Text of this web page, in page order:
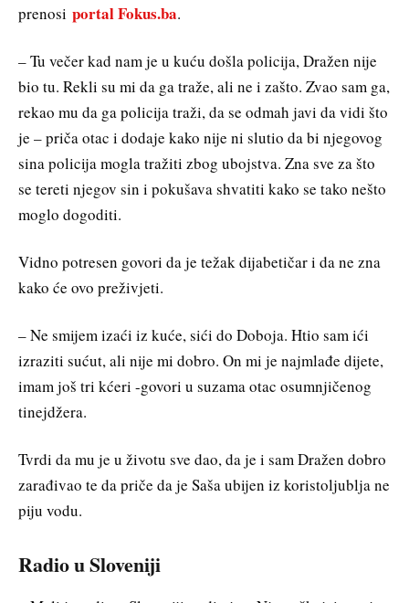
prenosi portal Fokus.ba.
– Tu večer kad nam je u kuću došla policija, Dražen nije
bio tu. Rekli su mi da ga traže, ali ne i zašto. Zvao sam ga,
rekao mu da ga policija traži, da se odmah javi da vidi što
je – priča otac i dodaje kako nije ni slutio da bi njegovog
sina policija mogla tražiti zbog ubojstva. Zna sve za što
se tereti njegov sin i pokušava shvatiti kako se tako nešto
moglo dogoditi.
Vidno potresen govori da je težak dijabetičar i da ne zna
kako će ovo preživjeti.
– Ne smijem izaći iz kuće, sići do Doboja. Htio sam ići
izraziti sućut, ali nije mi dobro. On mi je najmlađe dijete,
imam još tri kćeri -govori u suzama otac osumnjičenog
tinejdžera.
Tvrdi da mu je u životu sve dao, da je i sam Dražen dobro
zarađivao te da priče da je Saša ubijen iz koristoljublja ne
piju vodu.
Radio u Sloveniji